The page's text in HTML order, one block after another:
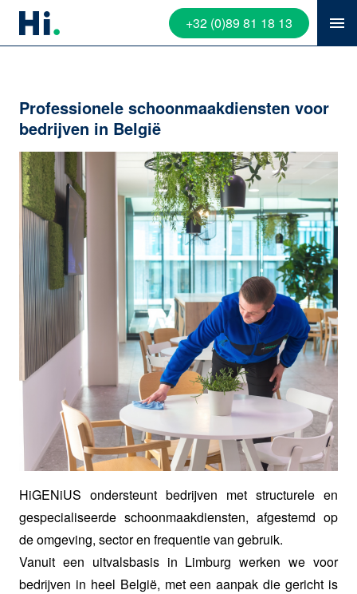
+32 (0)89 81 18 13
Professionele schoonmaakdiensten voor
bedrijven in België
HiGENiUS ondersteunt bedrijven met structurele en
gespecialiseerde schoonmaakdiensten, afgestemd op
de omgeving, sector en frequentie van gebruik.
Vanuit een uitvalsbasis in Limburg werken we voor
bedrijven in heel België, met een aanpak die gericht is